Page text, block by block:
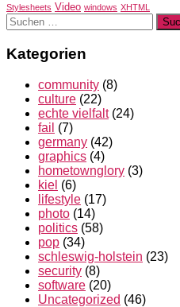
Stylesheets Video windows XHTML
Suchen
nach:
Kategorien
community (8)
culture (22)
echte vielfalt(24)
fail (7)
germany (42)
graphics (4)
hometownglory (3)
kiel (6)
lifestyle (17)
photo (14)
politics (58)
pop (34)
schleswig-holstein (23)
security (8)
software (20)
Uncategorized (46)